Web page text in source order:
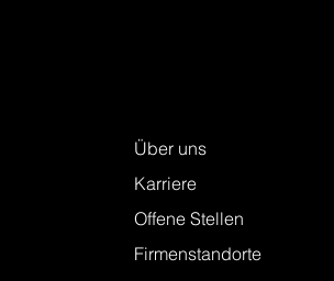
Über uns
Karriere
Offene Stellen
Firmenstandorte